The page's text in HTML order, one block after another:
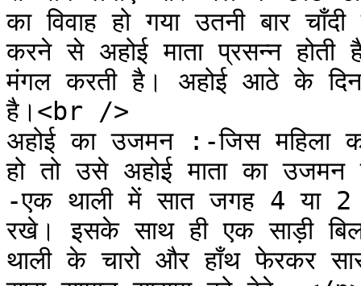
का विवाह हो गया उतनी बार
करने से अहोई माता प्रसन्न होती
मंगल करती है। अहोई आठे के दिन
है।<br />
अहोई का उजमन :-जिस महिला
हो तो उसे अहोई माता का
-एक थाली में सात जगह 4 या 2
रखे। इसके साथ ही एक साड़ी
थाली के चारो और हाँथ फेरकर